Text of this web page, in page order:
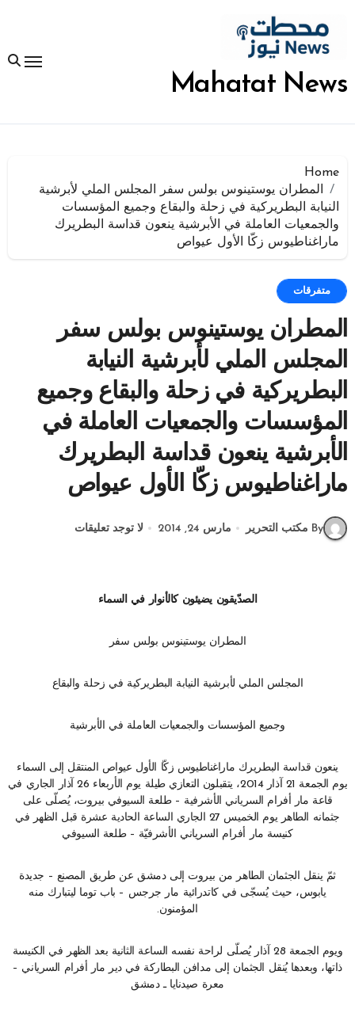
المحتوى
Mahatat News
Home
المطران يوستينوس بولس سفر المجلس الملي لأبرشية
النيابة البطريركية في زحلة والبقاع وجميع المؤسسات
والجمعيات العاملة في الأبرشية ينعون قداسة البطريرك
ماراغناطيوس زكّا الأول عيواص
متفرقات
المطران يوستينوس بولس سفر
المجلس الملي لأبرشية النيابة
البطريركية في زحلة والبقاع وجميع
المؤسسات والجمعيات العاملة في
الأبرشية ينعون قداسة البطريرك
ماراغناطيوس زكّا الأول عيواص
By مكتب التحرير مارس 24, 2014 لا توجد تعليقات
الصدّيقون يضيئون كالأنوار في السماء
المطران يوستينوس بولس سفر
المجلس الملي لأبرشية النيابة البطريركية في زحلة والبقاع
وجميع المؤسسات والجمعيات العاملة في الأبرشية
ينعون قداسة البطريرك ماراغناطيوس زكّا الأول عيواص المنتقل إلى السماء
يوم الجمعة 21 آذار 2014، يتقبلون التعازي طيلة يوم الأربعاء 26 آذار الجاري في
قاعة مار أفرام السرياني الأشرفية – طلعة السيوفي بيروت، يُصلّى على
جثمانه الطاهر يوم الخميس 27 الجاري الساعة الحادية عشرة قبل الظهر في
كنيسة مار أفرام السرياني الأشرفيّة – طلعة السيوفي
ثمّ ينقل الجثمان الطاهر من بيروت إلى دمشق عن طريق المصنع – جديدة
يابوس، حيث يُسجّى في كاتدرائية مار جرجس – باب توما ليتبارك منه
المؤمنون.
ويوم الجمعة 28 آذار يُصلّى لراحة نفسه الساعة الثانية بعد الظهر في الكنيسة
ذاتها، وبعدها يُنقل الجثمان إلى مدافن البطاركة في دير مار أفرام السرياني –
معرة صيدنايا ـ دمشق